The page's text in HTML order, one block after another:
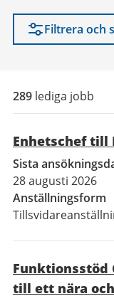
Filtrera och
289 lediga jobb
Enhetschef till
Sista
28 augusti 2026
Anställningsform
Funktionsstöd
till ett nära